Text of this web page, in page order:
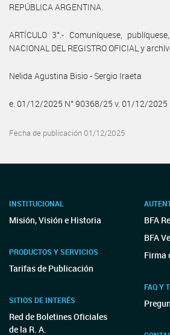
REPÚBLICA ARGENTINA.
ARTÍCULO 3°.- Comuníquese,
NACIONAL DEL REGISTRO OFICIAL y
Nelida Agustina Bisio - Sergio Iraeta
e. 01/12/2025 N° 90368/25 v. 01/12/2025
Fecha de publicación 01/12/2025
INSTITUCIONAL
Misión, Visión e Historia
PRODUCTOS Y SERVICIOS
Tarifas de Publicación
SITIOS DE INTERÉS
Red de Boletines Oficiales
de la R. A.
BFA
BFA
Firma
FAQ Y